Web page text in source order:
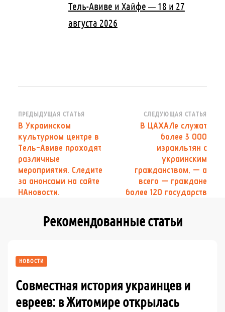
Тель-Авиве и Хайфе — 18 и 27
августа 2026
Навигация
по
записям
ПРЕДЫДУЩАЯ СТАТЬЯ
В Украинском
культурном центре в
Тель-Авиве проходят
различные
мероприятия. Следите
за анонсами на сайте
НАновости.
СЛЕДУЮЩАЯ СТАТЬЯ
В ЦАХАЛе служат
более 3 000
израильтян с
украинским
гражданством, — а
всего — граждане
более 120 государств
Рекомендованные статьи
НОВОСТИ
Совместная история украинцев и
евреев: в Житомире открылась